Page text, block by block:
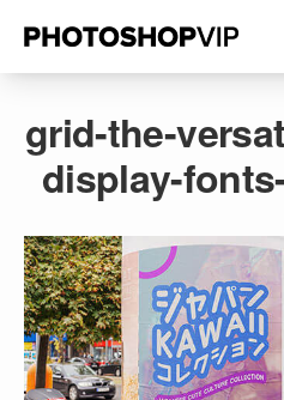
grid-the-
display-